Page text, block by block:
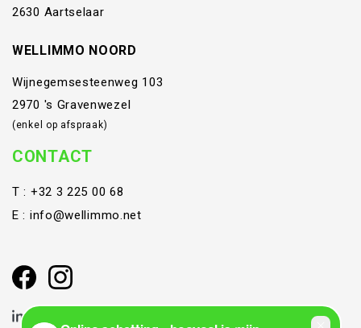
2630 Aartselaar
WELLIMMO NOORD
Wijnegemsesteenweg 103
2970 's Gravenwezel
(enkel op afspraak)
CONTACT
T : +32 3 225 00 68
E : info@wellimmo.net